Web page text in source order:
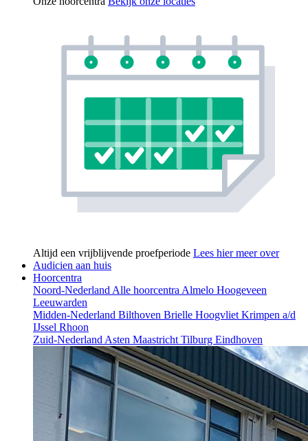
Altijd een vrijblijvende proefperiode Lees hier meer over
Audicien aan huis
Hoorcentra
Noord-Nederland Alle hoorcentra Almelo Hoogeveen
Leeuwarden
Midden-Nederland Bilthoven Brielle Hoogvliet Krimpen a/d
IJssel Rhoon
Zuid-Nederland Asten Maastricht Tilburg Eindhoven